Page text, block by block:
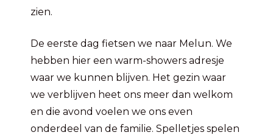
zien.
De eerste dag fietsen we naar Melun. We
hebben hier een warm-showers adresje
waar we kunnen blijven. Het gezin waar
we verblijven heet ons meer dan welkom
en die avond voelen we ons even
onderdeel van de familie. Spelletjes spelen